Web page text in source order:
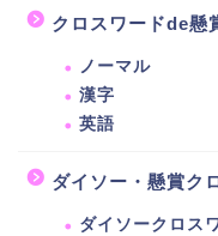
クロスワードde懸
ノーマル
漢字
英語
ダイソー・懸賞ク
ダイソークロス